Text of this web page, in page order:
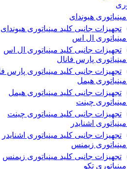
هیوندای
تجهیزات جانبی کلید مینیاتوری هیوندای
مینیاتوری ال اس
تجهیزات جانبی کلید مینیاتوری ال اس
مینیاتوری پارس فانال
تجهیزات جانبی کلید مینیاتوری پارس
مینیاتوری هیمل
تجهیزات جانبی کلید مینیاتوری هیمل
مینیاتوری چینت
تجهیزات جانبی کلید مینیاتوری چینت
اشنایدر
تجهیزات جانبی کلید مینیاتوری اشنایدر
مینیاتوری زیمنس
تجهیزات جانبی کلید مینیاتوری زیمنس
تکو